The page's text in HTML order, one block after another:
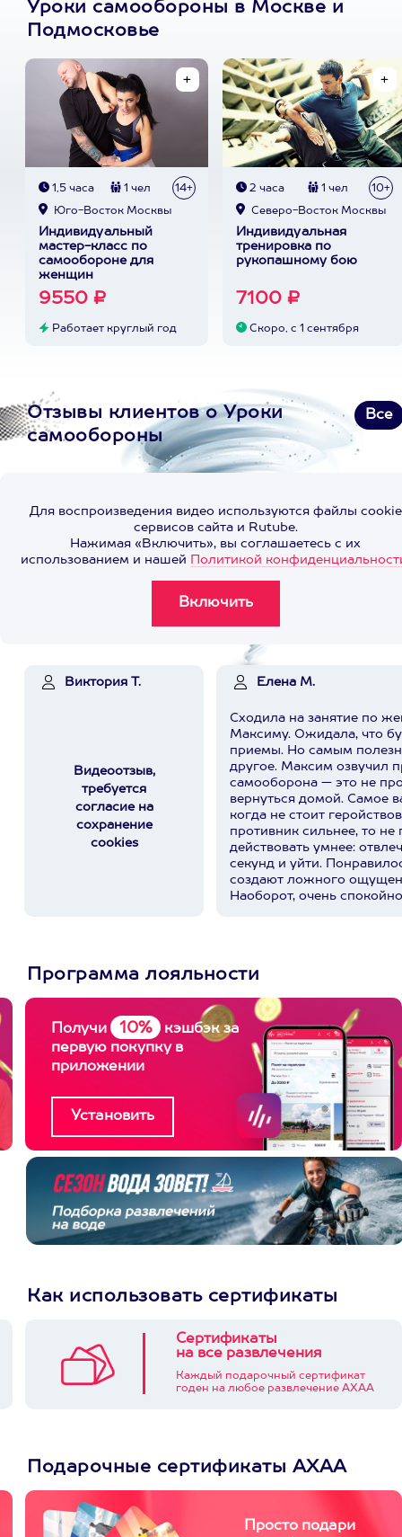
Уроки самообороны в Москве и
Подмосковье
1,5 часа 1 чел 14+
Юго-Восток Москвы
Индивидуальный
мастер-класс по
самообороне для
женщин
9550 ₽
Работает круглый год
2 часа 1 чел 10+
Северо-Восток Москвы
Индивидуальная
тренировка по
рукопашному бою
7100 ₽
Скоро, с 1 сентября
Отзывы клиентов о Уроки
самообороны
Все
Для воспроизведения видео используются файлы cookie
сервисов сайта и Rutube.
Нажимая «Включить», вы соглашаетесь с их
использованием и нашей Политикой
Виктория Т.
Видеоотзыв,
требуется
согласие на
сохранение
cookies
Елена М.
Сходила на занятие по
Максиму. Ожидала, что
приемы. Но самым
другое. Максим озвучил простую мысль:
самооборона — это не
вернуться домой. Самое важное — вовремя понять,
когда не стоит
противник сильнее, то не
действовать умнее:
секунд и уйти.
создают ложного
Наоборот, очень
располагающий к себе
который лучше понимает,
ситуации. И, кажется, это
Программа лояльности
Получи 10%
кэшбэк за
первую покупку в
приложении
Как использовать сертификаты
Сертификаты
на все развлечения
Каждый подарочный сертификат
годен на любое развлечение АХАА
Подарочные сертификаты АХАА
Просто подари